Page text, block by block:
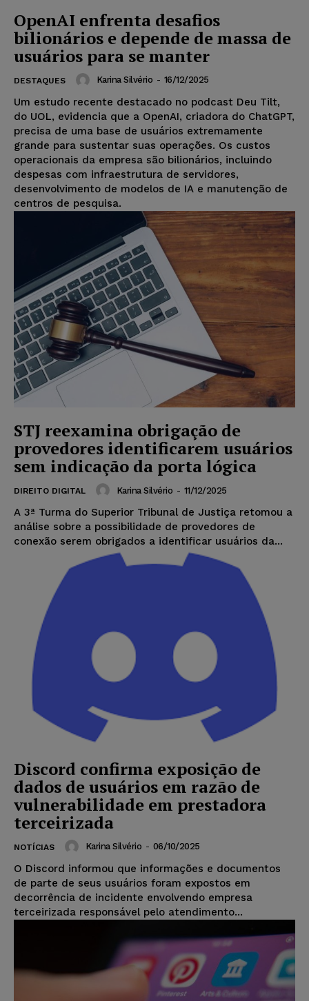
OpenAI enfrenta desafios
bilionários e depende de massa de
usuários para se manter
DESTAQUES Karina Silvério - 16/12/2025
Um estudo recente destacado no podcast Deu Tilt,
do UOL, evidencia que a OpenAI, criadora do ChatGPT,
precisa de uma base de usuários extremamente
grande para sustentar suas operações. Os custos
operacionais da empresa são bilionários, incluindo
despesas com infraestrutura de servidores,
desenvolvimento de modelos de IA e manutenção de
centros de pesquisa.
STJ reexamina obrigação de
provedores identificarem usuários
sem indicação da porta lógica
DIREITO DIGITAL Karina Silvério - 11/12/2025
A 3ª Turma do Superior Tribunal de Justiça retomou a
análise sobre a possibilidade de provedores de
conexão serem obrigados a identificar usuários da...
Discord confirma exposição de
dados de usuários em razão de
vulnerabilidade em prestadora
terceirizada
NOTÍCIAS Karina Silvério - 06/10/2025
O Discord informou que informações e documentos
de parte de seus usuários foram expostos em
decorrência de incidente envolvendo empresa
terceirizada responsável pelo atendimento...